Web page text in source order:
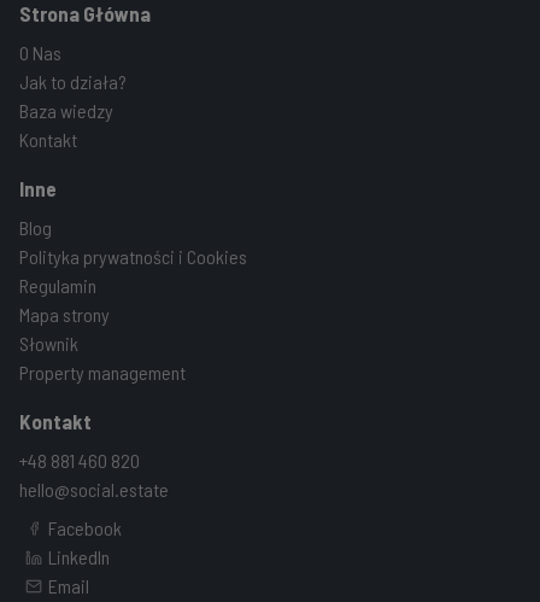
Strona Główna
O Nas
Jak to działa?
Baza wiedzy
Kontakt
Inne
Blog
Polityka prywatności i Cookies
Regulamin
Mapa strony
Słownik
Property management
Kontakt
+48 881 460 820
hello@social.estate
Facebook
LinkedIn
Email